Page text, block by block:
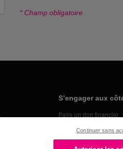
* Champ obligatoire
S’engager aux
Faire un don financier
Devenir bénévole
Continuer sans